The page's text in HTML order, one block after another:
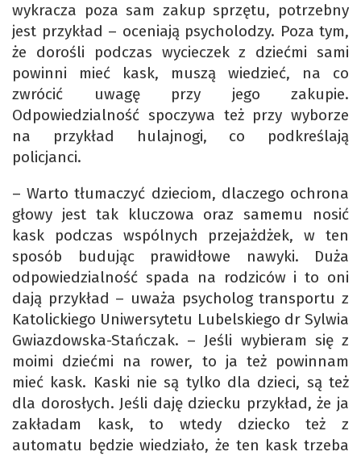
wykracza poza sam zakup sprzętu, potrzebny
jest przykład – oceniają psycholodzy. Poza tym,
że dorośli podczas wycieczek z dziećmi sami
powinni mieć kask, muszą wiedzieć, na co
zwrócić uwagę przy jego zakupie.
Odpowiedzialność spoczywa też przy wyborze
na przykład hulajnogi, co podkreślają
policjanci.
– Warto tłumaczyć dzieciom, dlaczego ochrona
głowy jest tak kluczowa oraz samemu nosić
kask podczas wspólnych przejażdżek, w ten
sposób budując prawidłowe nawyki. Duża
odpowiedzialność spada na rodziców i to oni
dają przykład – uważa psycholog transportu z
Katolickiego Uniwersytetu Lubelskiego dr Sylwia
Gwiazdowska-Stańczak. – Jeśli wybieram się z
moimi dziećmi na rower, to ja też powinnam
mieć kask. Kaski nie są tylko dla dzieci, są też
dla dorosłych. Jeśli daję dziecku przykład, że ja
zakładam kask, to wtedy dziecko też z
automatu będzie wiedziało, że ten kask trzeba